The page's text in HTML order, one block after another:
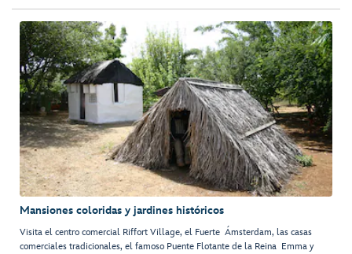
Mansiones coloridas y jardines históricos
Visita el centro comercial Riffort Village, el Fuerte Ámsterdam, las casas
comerciales tradicionales, el famoso Puente Flotante de la Reina Emma y